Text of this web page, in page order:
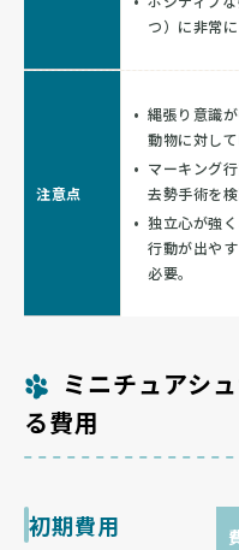
つ）に非常
注意点
縄張り意識
動物に対し
マーキング
去勢手術を検
独立心が強
行動が出や
必要。
ミニチュアシ
る費用
初期費用